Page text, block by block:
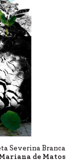
Severina Branca
de Matos